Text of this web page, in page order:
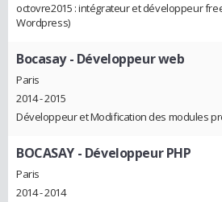
octovre2015 : intégrateur et développeur
Wordpress)
Bocasay- Développeur web
Paris
2014 - 2015
Développeur et Modification des modules
BOCASAY - Développeur PHP
Paris
2014 - 2014